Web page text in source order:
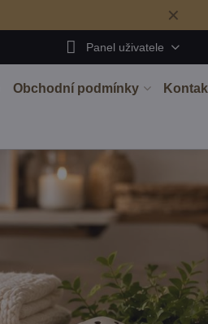
✕
Panel uživatele
Obchodní podmínky